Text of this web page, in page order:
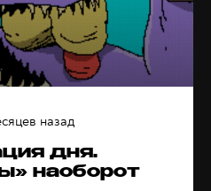
дня.
наоборот
назад